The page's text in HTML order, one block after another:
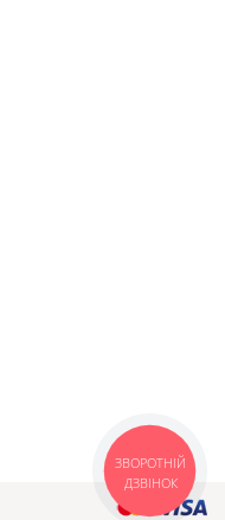
ЗВОРОТНІЙ
ДЗВІНОК